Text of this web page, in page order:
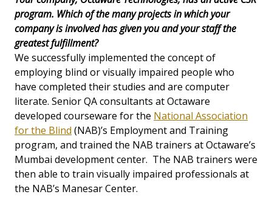
program. Which of the many projects in which your
company is involved has given you and your staff the
greatest fulfillment?
We successfully implemented the concept of
employing blind or visually impaired people who
have completed their studies and are computer
literate. Senior QA consultants at Octaware
developed courseware for the National Association
for the Blind (NAB)’s Employment and Training
program, and trained the NAB trainers at Octaware’s
Mumbai development center. The NAB trainers were
then able to train visually impaired professionals at
the NAB’s Manesar Center.